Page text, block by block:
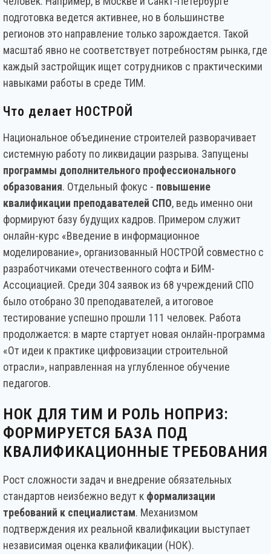
подготовка ведется активнее, но в большинстве
регионов это направление только зарождается. Такой
масштаб явно не соответствует потребностям рынка, где
каждый застройщик ищет сотрудников с практическими
навыками работы в среде ТИМ.
Что делает НОСТРОЙ
Национальное объединение строителей разворачивает
системную работу по ликвидации разрыва. Запущены
программы дополнительного профессионального
образования. Отдельный фокус - повышение
квалификации преподавателей СПО, ведь именно они
формируют базу будущих кадров. Примером служит
онлайн-курс «Введение в информационное
моделирование», организованный НОСТРОЙ совместно с
разработчиками отечественного софта и БИМ-
Ассоциацией. Среди 304 заявок из 68 учреждений СПО
было отобрано 30 преподавателей, а итоговое
тестирование успешно прошли 111 человек. Работа
продолжается: в марте стартует новая онлайн-программа
«От идеи к практике цифровизации строительной
отрасли», направленная на углубленное обучение
педагогов.
НОК ДЛЯ ТИМ И РОЛЬ НОПРИЗ:
ФОРМИРУЕТСЯ БАЗА ПОД
КВАЛИФИКАЦИОННЫЕ ТРЕБОВАНИЯ
Рост сложности задач и внедрение обязательных
стандартов неизбежно ведут к формализации
требований к специалистам. Механизмом
подтверждения их реальной квалификации выступает
независимая оценка квалификации (НОК).